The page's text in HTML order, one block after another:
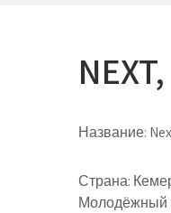
Название:
Страна:
Молодёжный